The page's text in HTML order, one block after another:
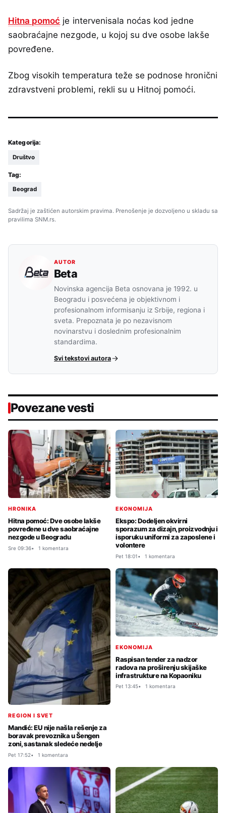
Hitna pomoć je intervenisala noćas kod jedne
saobraćajne nezgode, u kojoj su dve osobe lakše
povređene.
Zbog visokih temperatura teže se podnose hronični
zdravstveni problemi, rekli su u Hitnoj pomoći.
Kategorija:
Društvo
Tag:
Beograd
Sadržaj je zaštićen autorskim pravima. Prenošenje je dozvoljeno u skladu sa
pravilima SNM.rs.
AUTOR
Beta
Novinska agencija Beta osnovana je 1992. u
Beogradu i posvećena je objektivnom i
profesionalnom informisanju iz Srbije, regiona i
sveta. Prepoznata je po nezavisnom
novinarstvu i doslednim profesionalnim
standardima.
Svi tekstovi autora
Povezane vesti
HRONIKA
Hitna pomoć: Dve osobe lakše
povređene u dve saobraćajne
nezgode u Beogradu
Sre 09:36 1 komentara
EKONOMIJA
Ekspo: Dodeljen okvirni
sporazum za dizajn, proizvodnju i
isporuku uniformi za zaposlene i
volontere
Pet 18:01 1 komentara
REGION I SVET
Mandić: EU nije našla rešenje za
boravak prevoznika u Šengen
zoni, sastanak sledeće nedelje
Pet 17:52 1 komentara
EKONOMIJA
Raspisan tender za nadzor
radova na proširenju skijaške
infrastrukture na Kopaoniku
Pet 13:45 1 komentara